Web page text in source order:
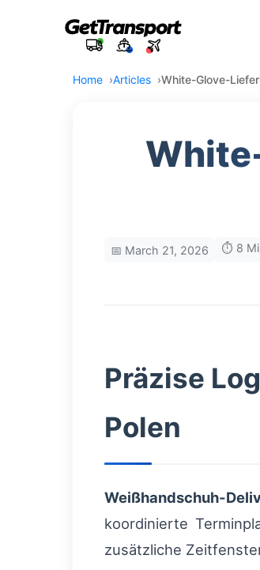
Home Articles White-Glove-
📅 March 21, 2026 ⏱️ 8
Präzise
Polen
Weißhandschuh-
koordinierte
zusätzliche